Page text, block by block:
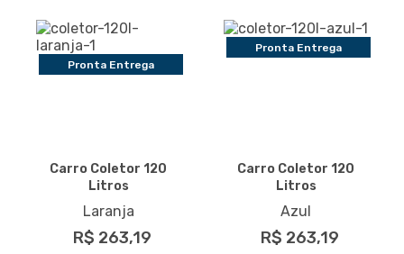
Pronta Entrega
Carro Coletor 120
Litros
Laranja
R$ 263,19
Pronta Entrega
Carro Coletor 120
Litros
Azul
R$ 263,19